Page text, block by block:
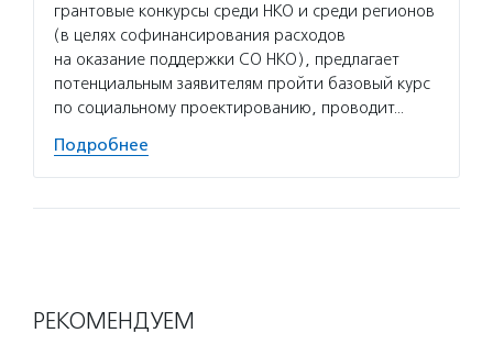
грантовые конкурсы среди НКО и среди регионов
(в целях софинансирования расходов
на оказание поддержки СО НКО), предлагает
потенциальным заявителям пройти базовый курс
по социальному проектированию, проводит…
Подробнее
РЕКОМЕНДУЕМ